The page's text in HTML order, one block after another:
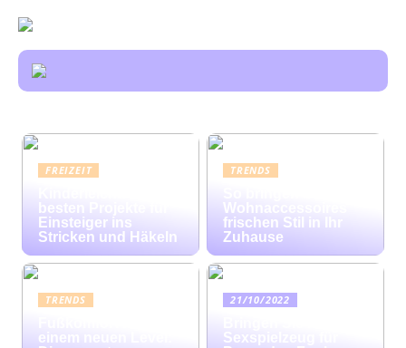
FREIZEIT
besten Projekte für
Einsteiger ins
Stricken und Häkeln
TRENDS
Wohnaccessoires
frischen Stil in Ihr
Zuhause
TRENDS
einem neuen Level:
21/10/2022
Sexspielzeug für